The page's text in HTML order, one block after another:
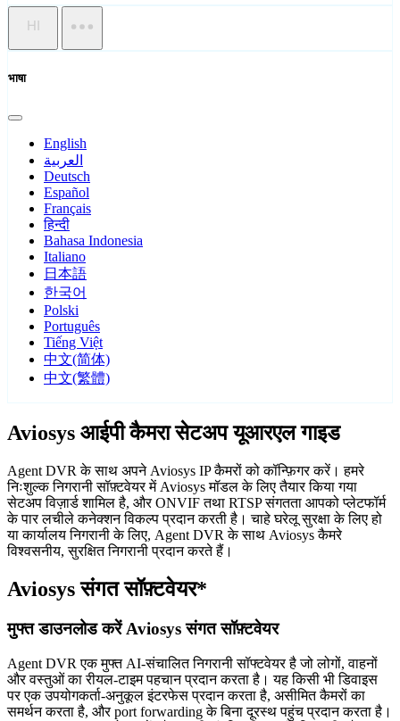
HI
भाषा
English
العربية
Deutsch
Español
Français
हिन्दी
Bahasa Indonesia
Italiano
日本語
한국어
Polski
Português
Tiếng Việt
中文(简体)
中文(繁體)
Aviosys आईपी कैमरा सेटअप यूआरएल गाइड
Agent DVR के साथ अपने Aviosys IP कैमरों को कॉन्फ़िगर करें। हमरे
निःशुल्क निगरानी सॉफ़्टवेयर में Aviosys मॉडल के लिए तैयार किया गया
सेटअप विज़ार्ड शामिल है, और ONVIF तथा RTSP संगतता आपको प्लेटफॉर्म
के पार लचीले कनेक्शन विकल्प प्रदान करती है। चाहे घरेलू सुरक्षा के लिए हो
या कार्यालय निगरानी के लिए, Agent DVR के साथ Aviosys कैमरे
विश्वसनीय, सुरक्षित निगरानी प्रदान करते हैं।
Aviosys संगत सॉफ़्टवेयर*
मुफ्त डाउनलोड करें Aviosys संगत सॉफ़्टवेयर
Agent DVR एक मुफ्त AI-संचालित निगरानी सॉफ्टवेयर है जो लोगों, वाहनों
और वस्तुओं का रीयल-टाइम पहचान प्रदान करता है। यह किसी भी डिवाइस
पर एक उपयोगकर्ता-अनुकूल इंटरफेस प्रदान करता है, असीमित कैमरों का
समर्थन करता है, और port forwarding के बिना दूरस्थ पहुंच प्रदान करता है।